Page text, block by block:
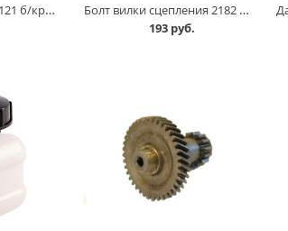
Бачок сцепления 2121 б/крышки в Омске Болт вилки сцепления 2182 /солдатик/ в Омске
193 руб.